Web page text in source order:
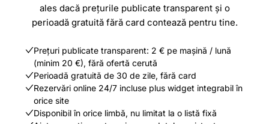
ales dacă prețurile publicate transparent și o
perioadă gratuită fără card contează pentru tine.
Prețuri publicate transparent: 2 € pe mașină / lună
(minim 20 €), fără ofertă cerută
Perioadă gratuită de 30 de zile, fără card
Rezervări online 24/7 incluse plus widget integrabil în
orice site
Disponibil în orice limbă, nu limitat la o listă fixă